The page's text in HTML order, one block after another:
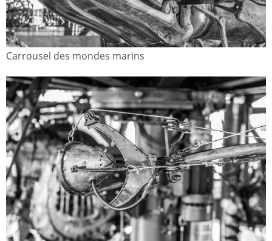
Carrousel des mondes marins